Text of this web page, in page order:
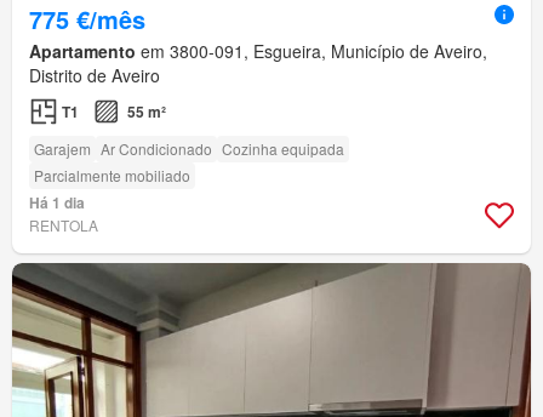
775 €/mês
Apartamento em 3800-091, Esgueira, Município de Aveiro,
Distrito de Aveiro
T1 55 m²
Garajem Ar Condicionado Cozinha equipada
Parcialmente mobiliado
Há 1 dia
RENTOLA